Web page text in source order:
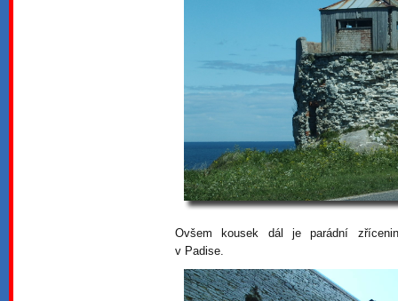
Ovšem kousek dál je parádní
v Padise.